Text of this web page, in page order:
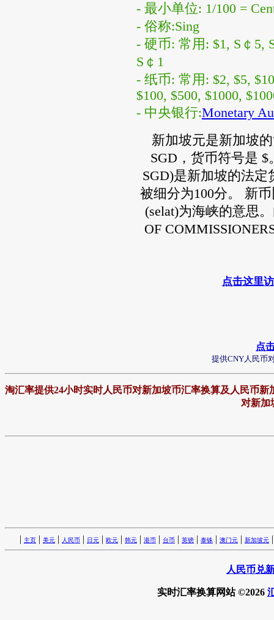
- 最小单位: 1/100 =
- 俗称:Sing
- 硬币: 常用: $1, S￠5,
S￠1
- 纸币: 常用: $2, $5,
$100, $500, $1000,
- 中央银行:Monetary
新加坡元是新加坡
SGD，货币符号是 $
SGD)是新加坡的法
被细分为100分。 新
(selat)为海峡的意思
OF
点击这里
点
提供CNY人民币
淘汇率提供24小时实时人民币对新加坡币汇率换算及人民币
对新加
| 主页 | 美元 | 人民币 | 日元 | 欧元 | 韩元 | 港币 | 台币 | 英镑 | 泰铢 | 澳门元 | 新加坡元
人民币兑
实时汇率换算网站 ©2026